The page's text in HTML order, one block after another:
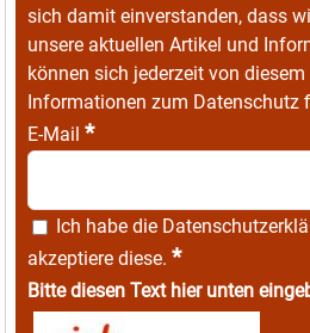
sich damit einverstanden, dass
unsere aktuellen Artikel und
können sich jederzeit von
Informationen zum Datenschutz
E-Mail *
Ich habe die
akzeptiere diese. *
Bitte diesen Text hier unten